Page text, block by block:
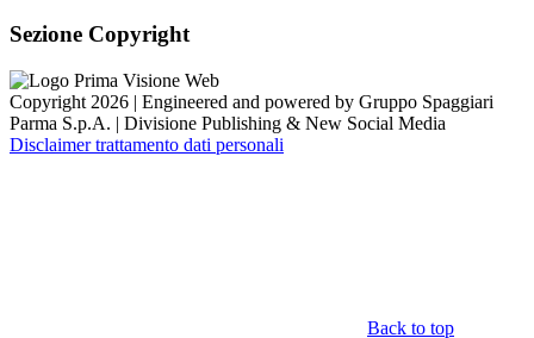
Sezione Copyright
Copyright 2026 | Engineered and powered by Gruppo Spaggiari
Parma S.p.A. | Divisione Publishing & New Social Media
Disclaimer trattamento dati personali
Back to top